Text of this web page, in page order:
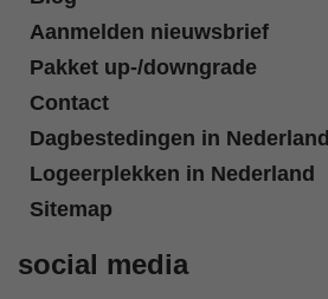
Aanmelden nieuwsbrief
Pakket up-/downgrade
Contact
Dagbestedingen in Nederland
Logeerplekken in Nederland
Sitemap
social media